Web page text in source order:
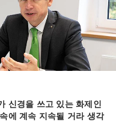
신경을 쓰고 있는 화제인
에 계속 지속될 거라 생각